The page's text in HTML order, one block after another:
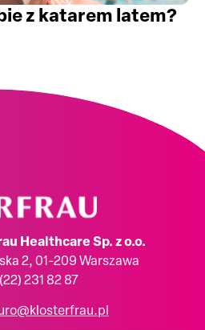
z katarem latem?
Healthcare Sp. z o.o.
2, 01-209 Warszawa
231 82 87